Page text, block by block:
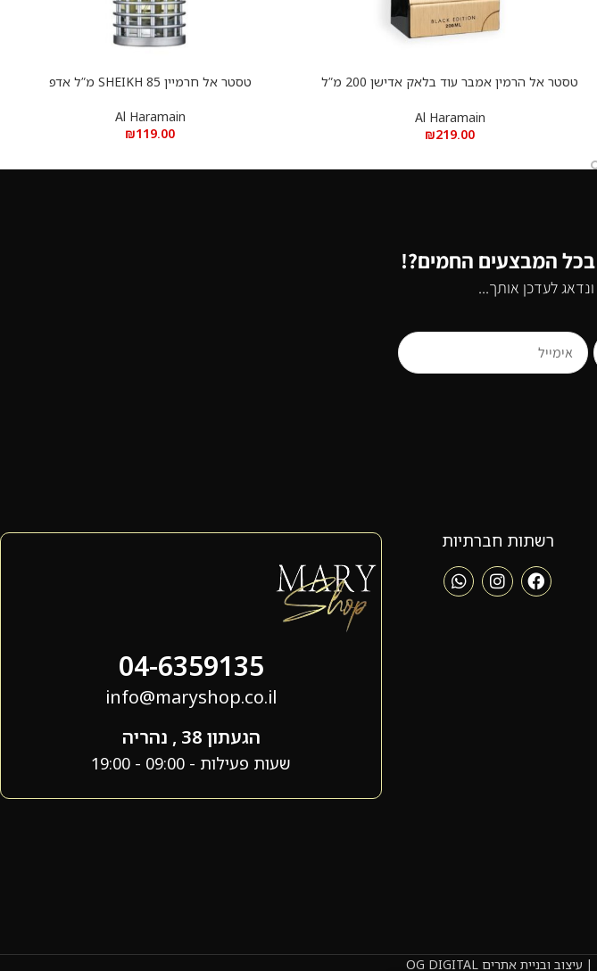
הוספה לסל
טסטר אל הרמין אמבר עוד בלאק אדישן 200 מ”ל
Al Haramain
₪219.00
הוספה לסלטסטר אל חרמיין SHEIKH 85 מ”ל אדפ
Al Haramain
₪119.00
בכל המבצעים החמים?!
לעדכן אותך...
רשתות חברתיות
04-6359135
info@maryshop.co.il
הגעתון 38 , נהריה
שעות פעילות - 09:00 - 19:00